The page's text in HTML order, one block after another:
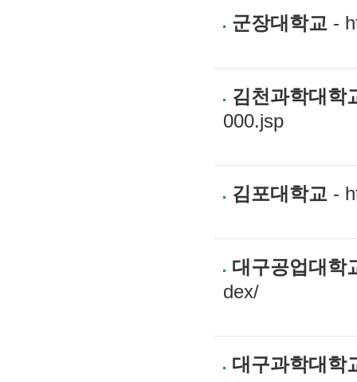
군장대학교 -
김천과학대학
000.jsp
김포대학교 -
대구공업대학
dex/
대구과학대학